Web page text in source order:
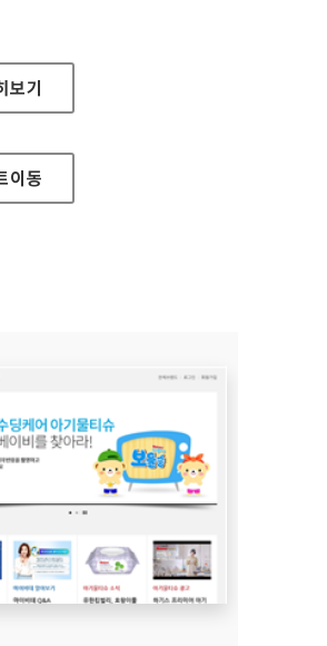
벌리 통합브랜드 모바일웹
보기
이동